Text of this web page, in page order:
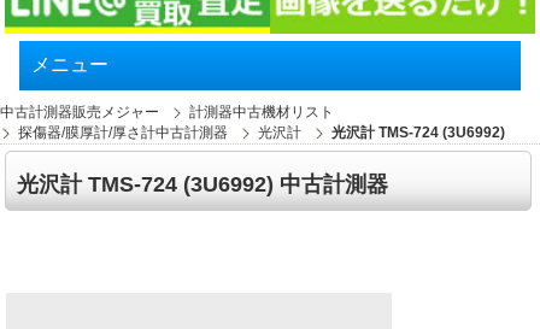
メニュー
中古計測器販売メジャー
計測器中古機材リスト
探傷器/膜厚計/厚さ計中古計測器
光沢計 光沢計 TMS-724 (3U6992)
光沢計 TMS-724 (3U6992) 中古計測器